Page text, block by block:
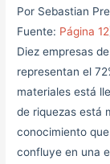
Por Sebastian
Fuente: Página 12
Diez empresas
representan el
materiales está
de riquezas está
conocimiento
confluye en una